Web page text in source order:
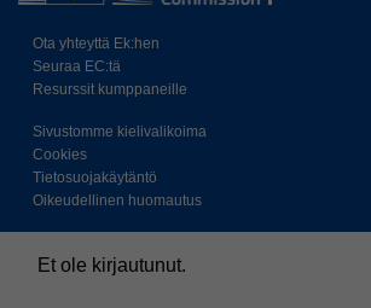
Ota yhteyttä Ek:hen
Seuraa EC:tä
Resurssit kumppaneille
Sivustomme kielivalikoima
Cookies
Tietosuojakäytäntö
Oikeudellinen huomautus
Et ole kirjautunut.